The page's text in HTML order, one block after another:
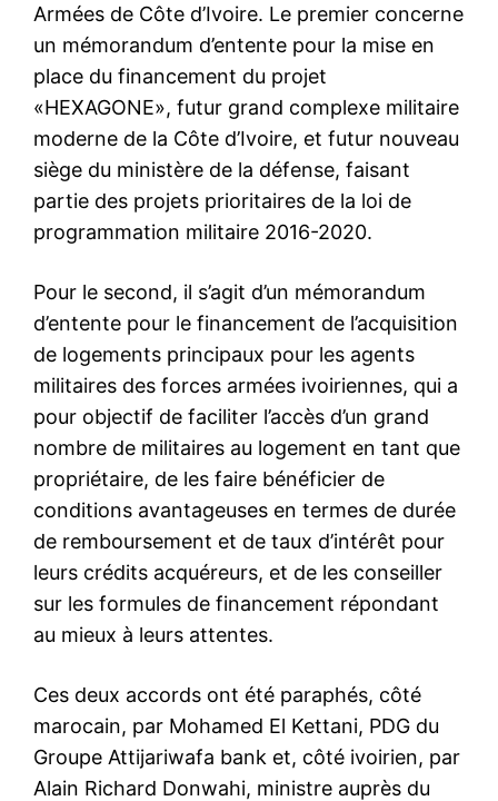
Armées de Côte d’Ivoire. Le premier concerne
un mémorandum d’entente pour la mise en
place du financement du projet
«HEXAGONE», futur grand complexe militaire
moderne de la Côte d’Ivoire, et futur nouveau
siège du ministère de la défense, faisant
partie des projets prioritaires de la loi de
programmation militaire 2016-2020.
Pour le second, il s’agit d’un mémorandum
d’entente pour le financement de l’acquisition
de logements principaux pour les agents
militaires des forces armées ivoiriennes, qui a
pour objectif de faciliter l’accès d’un grand
nombre de militaires au logement en tant que
propriétaire, de les faire bénéficier de
conditions avantageuses en termes de durée
de remboursement et de taux d’intérêt pour
leurs crédits acquéreurs, et de les conseiller
sur les formules de financement répondant
au mieux à leurs attentes.
Ces deux accords ont été paraphés, côté
marocain, par Mohamed El Kettani, PDG du
Groupe Attijariwafa bank et, côté ivoirien, par
Alain Richard Donwahi, ministre auprès du